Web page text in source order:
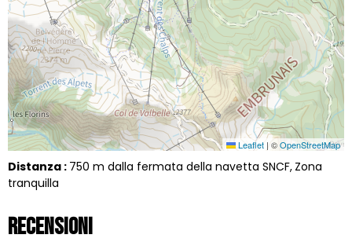
Leaflet | ©OpenStreetMap
Distanza : 750 m dalla fermata della navetta SNCF Zona
tranquilla
Recensioni